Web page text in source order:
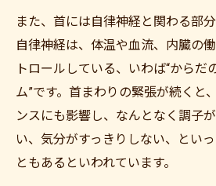
また、首には自律神経と関わる部分
自律神経は、体温や血流、内臓の
トロールしている、いわば“からだ
ム”です。首まわりの緊張が続くと
ンスにも影響し、なんとなく調子
い、気分がすっきりしない、とい
ともあるといわれています。